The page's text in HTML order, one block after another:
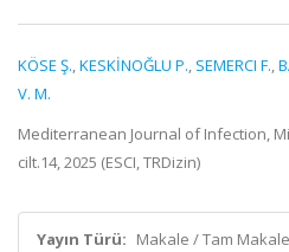
KÖSE Ş.,KESKİNOĞLU P., SEMERCI F.,
V. M.
Mediterranean Journal of Infection,
cilt.14, 2025 (ESCI, TRDizin)
Yayın Türü: Makale / Tam Makale